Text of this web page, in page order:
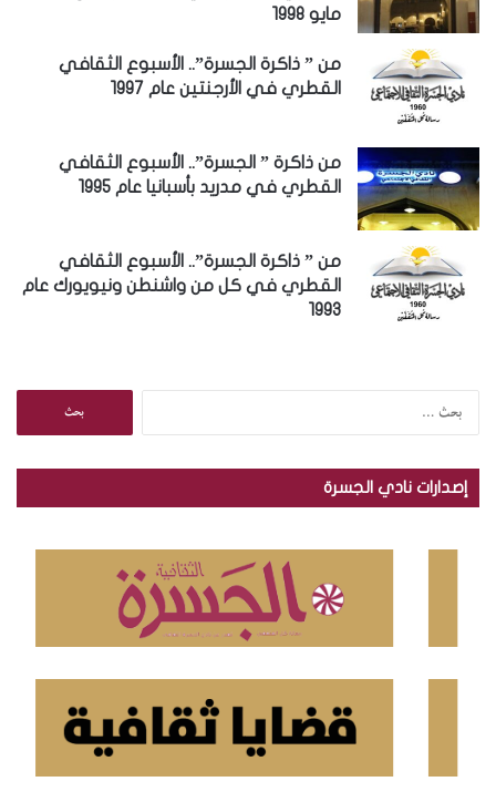
مايو 1998
من ” ذاكرة الجسرة”.. الأسبوع الثقافي
القطري في الأرجنتين عام 1997
من ذاكرة ” الجسرة”.. الأسبوع الثقافي
القطري في مدريد بأسبانيا عام 1995
من ” ذاكرة الجسرة”.. الأسبوع الثقافي
القطري في كل من واشنطن ونيويورك عام
1993
إصدارات نادي الجسرة